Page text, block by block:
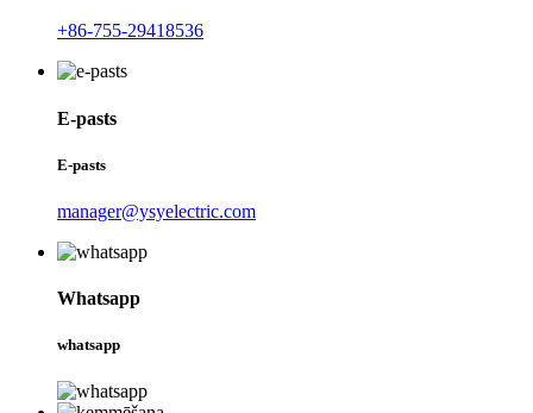
+86-755-29418536
E-pasts
E-pasts
manager@ysyelectric.com
Whatsapp
whatsapp